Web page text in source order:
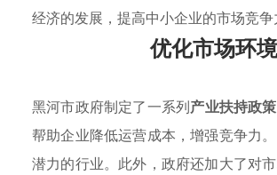
经济的发展，提高中小企业的市场竞
优化市场环
黑河市政府制定了一系列产业扶持政策
帮助企业降低运营成本，增强竞争力
潜力的行业。此外，政府还加大了对